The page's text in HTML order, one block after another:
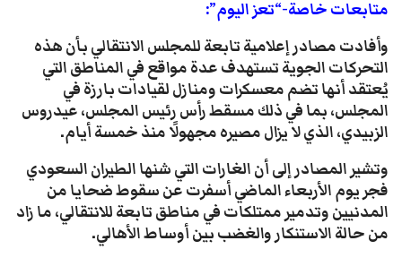
متابعات خاصة-“تعز اليوم”:
وأفادت مصادر إعلامية تابعة للمجلس الانتقالي بأن هذه
التحركات الجوية تستهدف عدة مواقع في المناطق التي
يُعتقد أنها تضم معسكرات ومنازل لقيادات بارزة في
المجلس، بما في ذلك مسقط رأس رئيس المجلس، عيدروس
الزبيدي، الذي لا يزال مصيره مجهولًا منذ خمسة أيام.
وتشير المصادر إلى أن الغارات التي شنها الطيران السعودي
فجر يوم الأربعاء الماضي أسفرت عن سقوط ضحايا من
المدنيين وتدمير ممتلكات في مناطق تابعة للانتقالي، ما زاد
من حالة الاستنكار والغضب بين أوساط الأهالي.